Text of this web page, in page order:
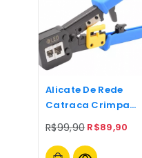
Alicate De Rede
Catraca Crimpar
Montar Rj45 Alta
Qualidade
R$99,90 R$89,90